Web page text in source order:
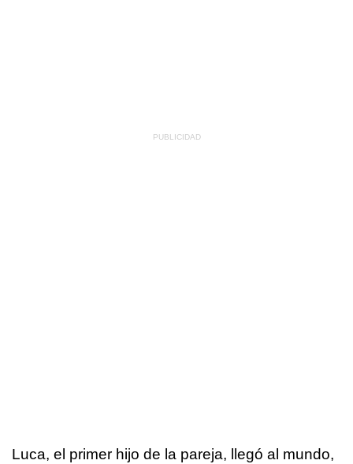
Luca, el primer hijo de la pareja, llegó al mundo,